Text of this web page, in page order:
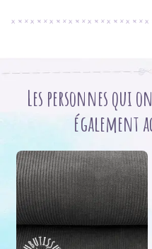
Les personnes qui
également